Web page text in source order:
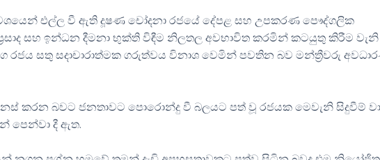
වශයෙන් එල්ල වී ඇති දූෂණ චෝදනා රජයේ දේපළ සහ උපකරණ පෞද්ගලික
සහ ඉන්ධන දීමනා භුක්ති විඳීම නිලතල අවභාවිත කරමින් කටයුතු කිරීම වැනි
රජය සතු සදාචාරාත්මක ගරුත්වය විනාශ වෙමින් පවතින බව මන්ත්‍රීවරු
කරන බවට ජනතාවට පොරොන්දු වී බලයට පත් වූ රජයක මෙවැනි සිදුවීම්
පෙන්වා දී ඇත.